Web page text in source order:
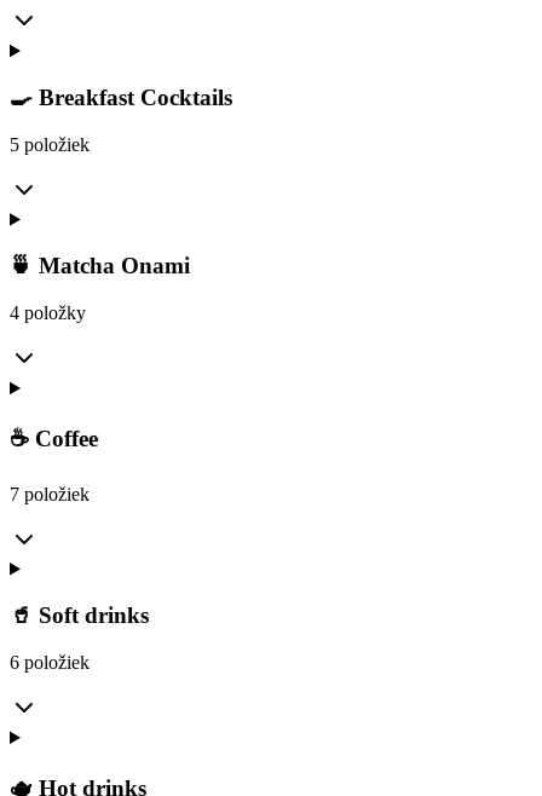
🍳 Breakfast Cocktails
5 položiek
🍵 Matcha Onami
4 položky
☕ Coffee
7 položiek
🥤 Soft drinks
6 položiek
🫖 Hot drinks